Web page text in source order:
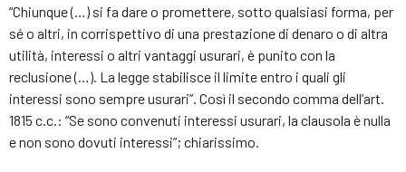
“Chiunque (…) si fa dare o promettere, sotto qualsiasi forma, per
sé o altri, in corrispettivo di una prestazione di denaro o di altra
utilità, interessi o altri vantaggi usurari, è punito con la
reclusione (…). La legge stabilisce il limite entro i quali gli
interessi sono sempre usurari”. Così il secondo comma dell’art.
1815 c.c.: “Se sono convenuti interessi usurari, la clausola è nulla
e non sono dovuti interessi”; chiarissimo.